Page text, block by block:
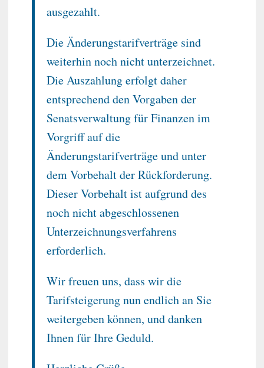
ausgezahlt.
Die Änderungstarifverträge sind
weiterhin noch nicht unterzeichnet.
Die Auszahlung erfolgt daher
entsprechend den Vorgaben der
Senatsverwaltung für Finanzen im
Vorgriff auf die
Änderungstarifverträge und unter
dem Vorbehalt der Rückforderung.
Dieser Vorbehalt ist aufgrund des
noch nicht abgeschlossenen
Unterzeichnungsverfahrens
erforderlich.
Wir freuen uns, dass wir die
Tarifsteigerung nun endlich an Sie
weitergeben können, und danken
Ihnen für Ihre Geduld.